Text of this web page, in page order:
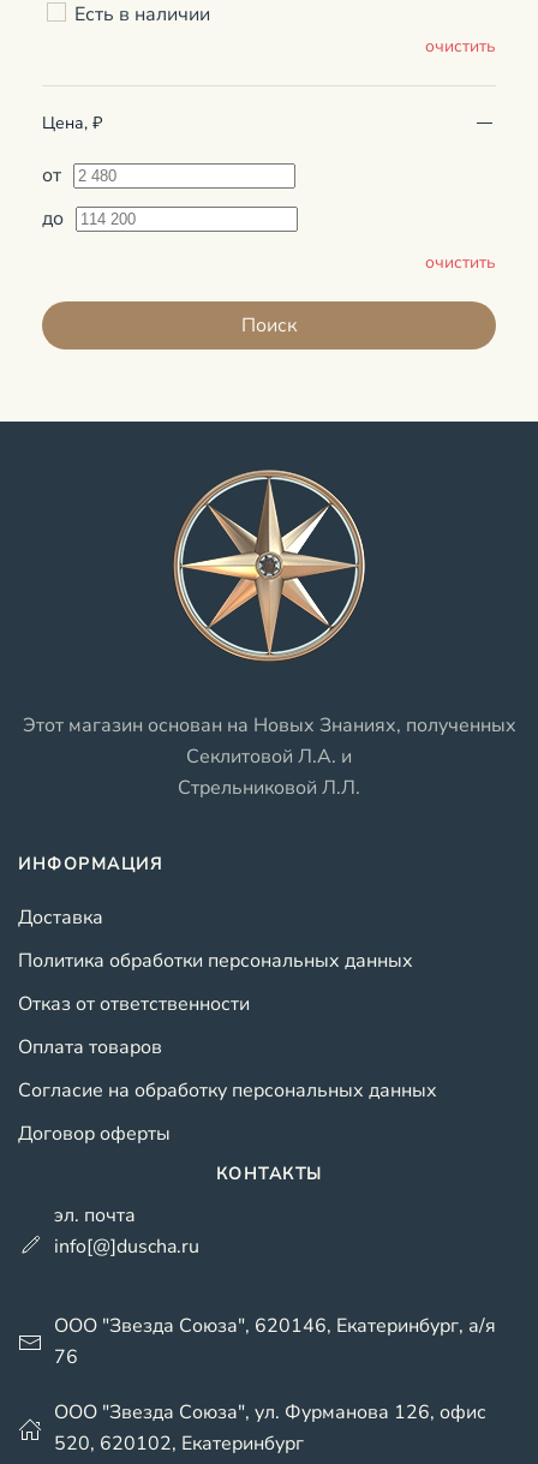
Есть в наличии
очистить
Цена, ₽
от
до
очистить
Поиск
Этот магазин основан на Новых Знаниях, полученных
Секлитовой Л.А. и
Стрельниковой Л.Л.
ИНФОРМАЦИЯ
Доставка
Политика обработки персональных данных
Отказ от ответственности
Оплата товаров
Согласие на обработку персональных данных
Договор оферты
КОНТАКТЫ
эл. почта
info[@]duscha.ru
ООО "Звезда Союза", 620146, Екатеринбург, а/я
76
ООО "Звезда Союза", ул. Фурманова 126, офис
520, 620102, Екатеринбург